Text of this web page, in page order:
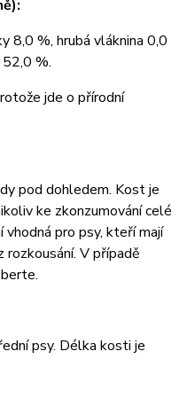
8,0 %, hrubá vláknina 0,0
%.
jde o přírodní
pod dohledem. Kost je
ke zkonzumování celé
pro psy, kteří mají
V případě
psy. Délka kosti je